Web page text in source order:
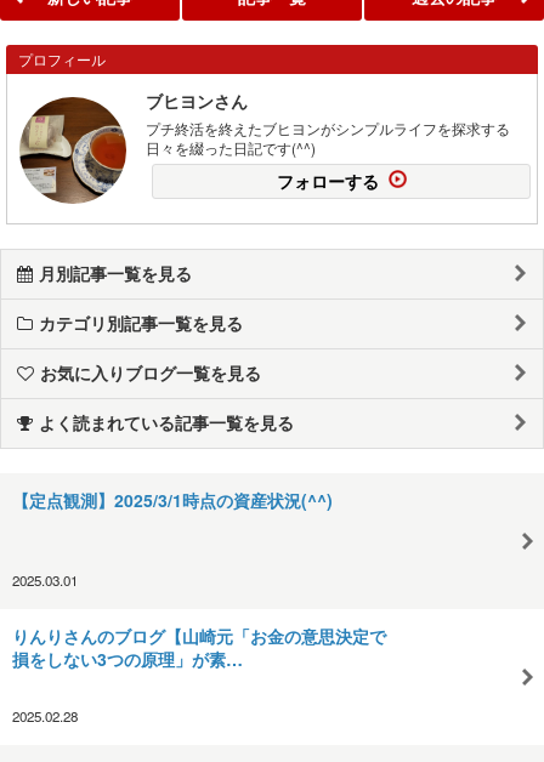
プロフィール
ブヒヨンさん
プチ終活を終えたブヒヨンがシンプルライフを探求する
日々を綴った日記です(^^)
フォローする
月別記事一覧を見る
カテゴリ別記事一覧を見る
お気に入りブログ一覧を見る
よく読まれている記事一覧を見る
【定点観測】2025/3/1時点の資産状況(^^)
2025.03.01
りんりさんのブログ【山崎元「お金の意思決定で
損をしない3つの原理」が素…
2025.02.28